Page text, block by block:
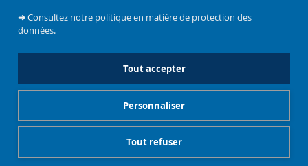
➜Consultez notre politique en matière de protection des
données.
Tout accepter
Tout refuser
Personnaliser
Sciences
sociales
Université libre
de Bruxelles